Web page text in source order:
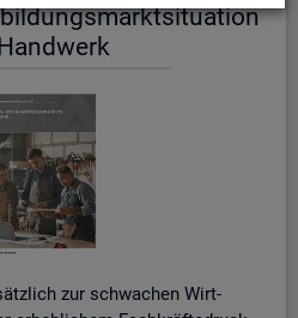
zur schwa­chen Wirt­